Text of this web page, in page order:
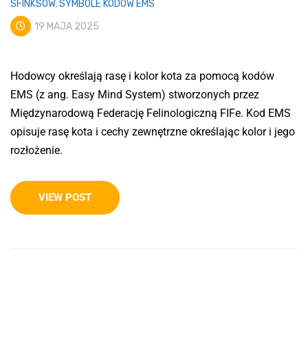
SFINKSÓW,SYMBOLE KODÓW EMS
19 MAJA 2025
Hodowcy określają rasę i kolor kota za pomocą kodów
EMS (z ang. Easy Mind System) stworzonych przez
Międzynarodową Federację Felinologiczną FIFe. Kod EMS
opisuje rasę kota i cechy zewnętrzne określając kolor i jego
rozłożenie.
VIEW POST